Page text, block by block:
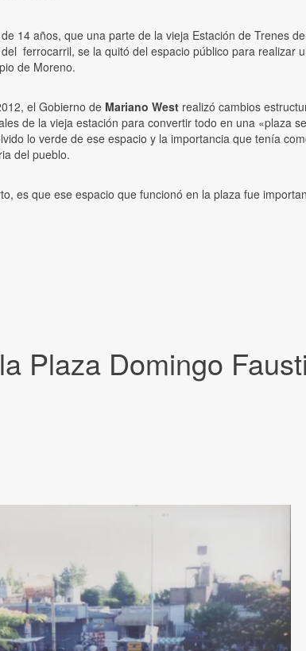
Plaza Domingo
14 años, que una parte de la vieja Estación de Trenes
ferrocarril, se la quitó del espacio público para realizar
de Moreno.
el Gobierno de Mariano West realizó cambios
de la vieja estación para convertir todo en una «plaza
lo verde de ese espacio y la importancia que tenía
del pueblo.
es que ese espacio que funcionó en la plaza fue